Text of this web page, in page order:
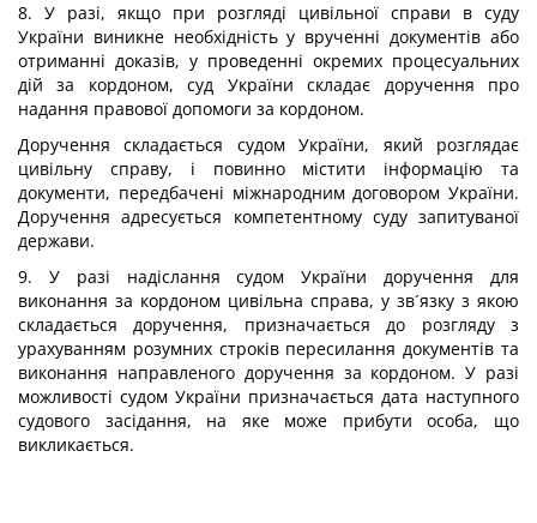
8. У разі, якщо при розгляді цивільної справи в суду
України виникне необхідність у врученні документів або
отриманні доказів, у проведенні окремих процесуальних
дій за кордоном, суд України складає доручення про
надання правової допомоги за кордоном.
Доручення складається судом України, який розглядає
цивільну справу, і повинно містити інформацію та
документи, передбачені міжнародним договором України.
Доручення адресується компетентному суду запитуваної
держави.
9. У разі надіслання судом України доручення для
виконання за кордоном цивільна справа, у зв´язку з якою
складається доручення, призначається до розгляду з
урахуванням розумних строків пересилання документів та
виконання направленого доручення за кордоном. У разі
можливості судом України призначається дата наступного
судового засідання, на яке може прибути особа, що
викликається.